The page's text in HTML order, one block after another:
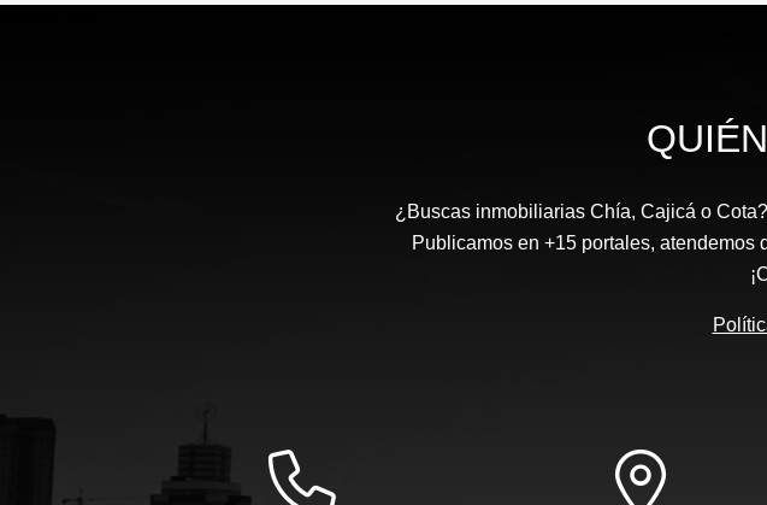
¿Buscas inmobiliarias Chía, Cajicá o
Publicamos en +15 portales,